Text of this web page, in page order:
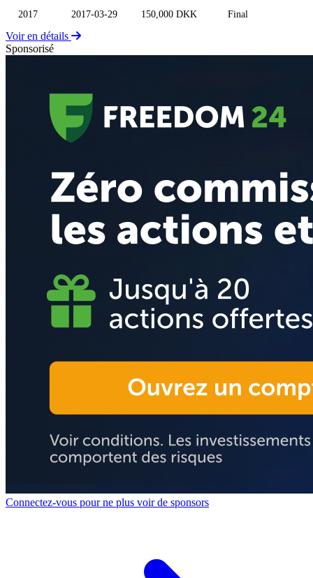
2017 2017-03-29 150,000 DKK Final
Voir en détails
Sponsorisé
Connectez-vous pour ne plus voir de sponsors